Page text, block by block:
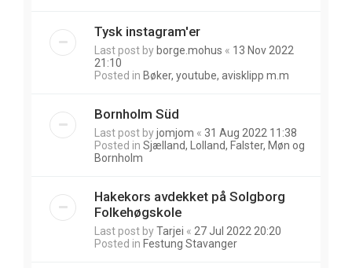
Tysk instagram'er
Last post by borge.mohus « 13 Nov 2022
21:10
Posted in Bøker, youtube, avisklipp m.m
Bornholm Süd
Last post byjomjom « 31 Aug 2022 11:38
Posted in Sjælland, Lolland, Falster, Møn og
Bornholm
Hakekors avdekket på Solgborg
Folkehøgskole
Last post byTarjei « 27 Jul 2022 20:20
Posted in Festung Stavanger